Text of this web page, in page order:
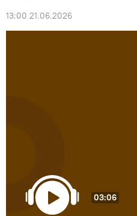
13:00 21.06.2026
03:06